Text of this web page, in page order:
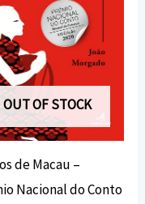
OUT OF STOCK
de Macau –
Nacional do Conto